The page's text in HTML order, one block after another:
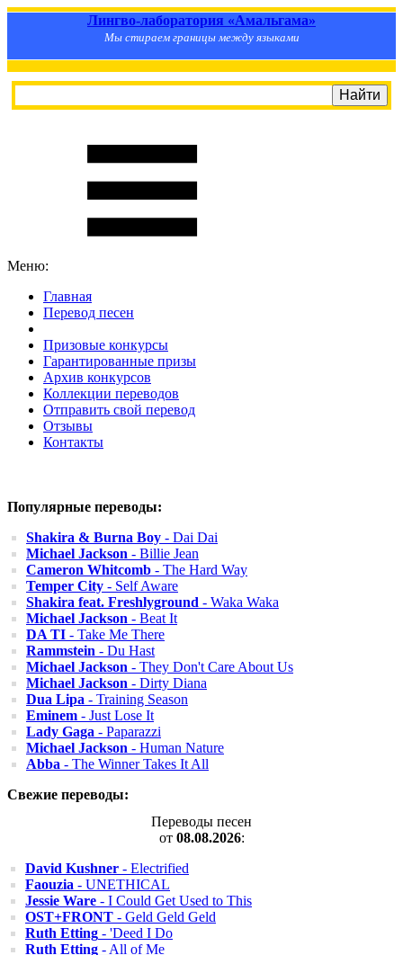
Лингво-лаборатория «Амальгама»
Мы стираем границы между языками
Меню:
Главная
Перевод песен
Призовые конкурсы
Гарантированные призы
Архив конкурсов
Коллекции переводов
Отправить свой перевод
Отзывы
Контакты
Популярные переводы:
Shakira & Burna Boy - Dai Dai
Michael Jackson - Billie Jean
Cameron Whitcomb - The Hard Way
Temper City - Self Aware
Shakira feat. Freshlyground - Waka Waka
Michael Jackson - Beat It
DA TI - Take Me There
Rammstein - Du Hast
Michael Jackson - They Don't Care About Us
Michael Jackson - Dirty Diana
Dua Lipa - Training Season
Eminem - Just Lose It
Lady Gaga - Paparazzi
Michael Jackson - Human Nature
Abba - The Winner Takes It All
Свежие переводы:
Переводы песен
от 08.08.2026:
David Kushner - Electrified
Faouzia - UNETHICAL
Jessie Ware - I Could Get Used to This
OST+FRONT - Geld Geld Geld
Ruth Etting - 'Deed I Do
Ruth Etting - All of Me